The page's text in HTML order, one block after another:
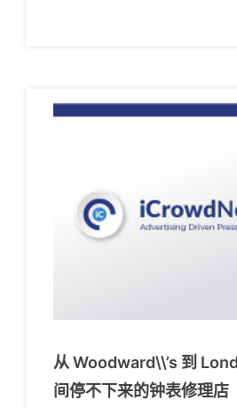
从 Woodward\\’s 到
间停不下来的钟表修理店